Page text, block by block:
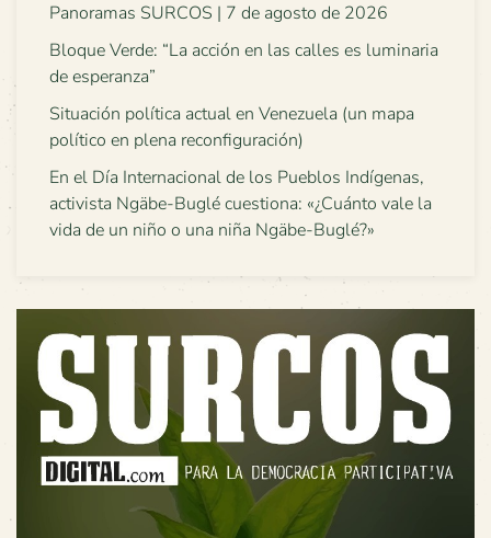
Panoramas SURCOS | 7 de agosto de 2026
Bloque Verde: “La acción en las calles es luminaria
de esperanza”
Situación política actual en Venezuela (un mapa
político en plena reconfiguración)
En el Día Internacional de los Pueblos Indígenas,
activista Ngäbe-Buglé cuestiona: «¿Cuánto vale la
vida de un niño o una niña Ngäbe-Buglé?»